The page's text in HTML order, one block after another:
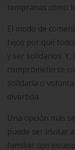
tempranas como
El modo de
hijos por qué
y ser solidarios. Y,
comprometerse
solidaria o
divertida.
Una opción más
puede ser invitar
familiar con